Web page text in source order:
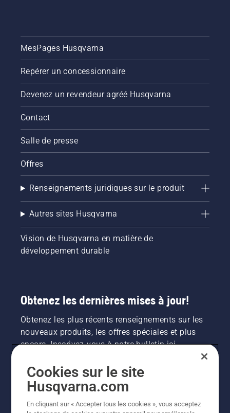
MesPages Husqvarna
Repérer un concessionnaire
Devenez un revendeur agréé Husqvarna
Contact
Salle de presse
Offres
Renseignements juridiques sur le produit
Autres sites Husqvarna
Vision de Husqvarna en matière de
développement durable
Obtenez les dernières mises à jour!
Obtenez les plus récents renseignements sur les
nouveaux produits, les offres spéciales et plus
encore. Inscrivez-vous à notre bulletin ici.
INSCRIPTION À LA NEWSLETTER
Cookies sur le site
Husqvarna.com
En cliquant sur « Accepter tous les cookies », vous acceptez